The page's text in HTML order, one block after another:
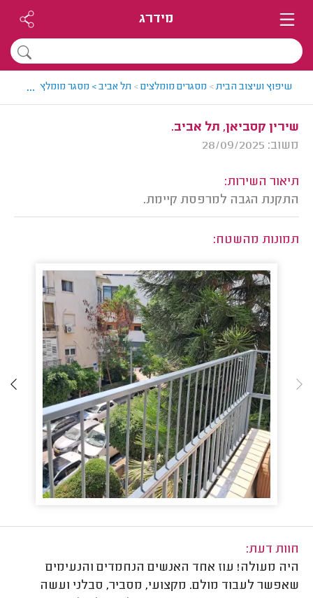
מידרג
שיפוץ ועיצוב הבית> מסגרים מומלצים> תל אביב > מסגר מומלץ - עוז
...
שירין קסביאן, תל אביב.
משוב: 28/09/2025
תיאור השירות:
התקנת הגבה למרפסת קיימת.
תמונות מהשטח:
חוות דעת:
היה מעולה! עוז אחד האנשים הנחמדים והנעימים
שאפשר לעבוד מולם. מקצועי, מסביר, סבלני ועשה